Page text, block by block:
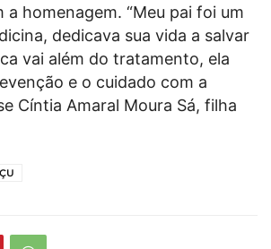
a homenagem. “Meu pai foi um
dedicava sua vida a salvar
vai além do tratamento, ela
e o cuidado com a
Cíntia Amaral Moura Sá, filha